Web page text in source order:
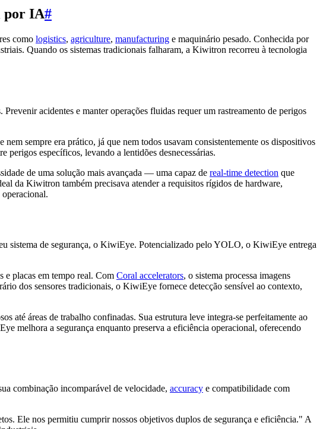
por IA#
como logistics, agriculture, manufacturing e maquinário pesado. Conhecida por
Quando os sistemas tradicionais falharam, a Kiwitron recorreu à tecnologia
acidentes e manter operações fluidas requer um rastreamento de perigos
sempre era prático, já que nem todos usavam consistentemente os dispositivos
perigos específicos, levando a lentidões desnecessárias.
de uma solução mais avançada — uma capaz de real-time detection que
da Kiwitron também precisava atender a requisitos rígidos de hardware,
sistema de segurança, o KiwiEye. Potencializado pelo YOLO, o KiwiEye entrega
placas em tempo real. Com Coral accelerators, o sistema processa imagens
dos sensores tradicionais, o KiwiEye fornece detecção sensível ao contexto,
até áreas de trabalho confinadas. Sua estrutura leve integra-se perfeitamente ao
melhora a segurança enquanto preserva a eficiência operacional, oferecendo
combinação incomparável de velocidade, accuracy e compatibilidade com
Ele nos permitiu cumprir nossos objetivos duplos de segurança e eficiência." A